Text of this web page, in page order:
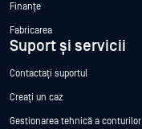
Finanțe
Fabricarea
Suport și servicii
Contactați suportul
Creați un caz
Gestionarea tehnică a conturilor